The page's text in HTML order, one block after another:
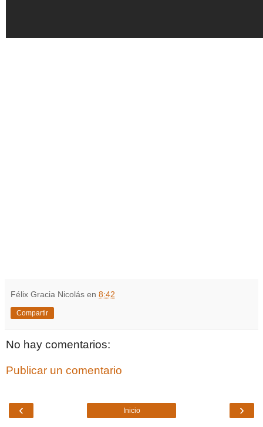
Félix Gracia Nicolás en 8:42
Compartir
No hay comentarios:
Publicar un comentario
‹ ›
Inicio